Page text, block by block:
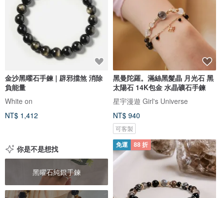
金沙黑曜石手鍊 | 辟邪擋煞 消除
負能量
White on
NT$ 1,412
黑曼陀羅。滿絲黑髮晶 月光石 黑
太陽石 14K包金 水晶礦石手鍊
星宇漫遊 Girl's Universe
NT$ 940
可客製
你是不是想找
黑曜石純銀手鍊
免運 88 折